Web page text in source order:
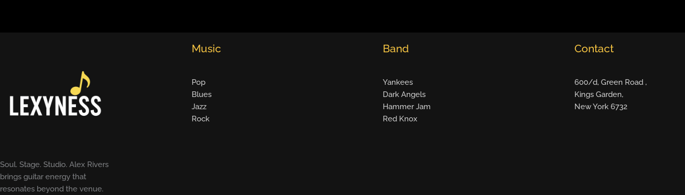
Soul. Stage. Studio. Alex Rivers
brings guitar energy that
resonates beyond the venue.
Music
Pop
Blues
Jazz
Rock
Band
Yankees
Dark Angels
Hammer Jam
Red Knox
Contact
600/d, Green Road ,
Kings Garden,
New York 6732